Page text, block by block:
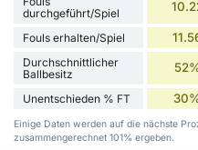
durchgeführt/Spiel
Fouls erhalten/Spiel
Durchschnittlicher
Ballbesitz
Unentschieden % FT
Einige Daten werden auf die nächste
zusammengerechnet 101% ergeben.